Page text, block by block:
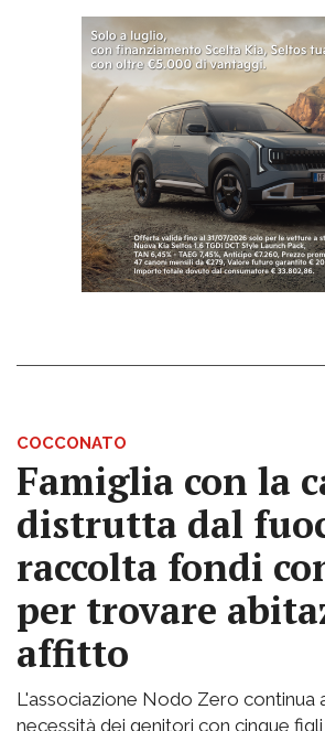
COCCONATO
Famiglia con la
distrutta dal
raccolta fondi
per trovare
affitto
L'associazione Nodo Zero continua
necessità dei genitori con cinque